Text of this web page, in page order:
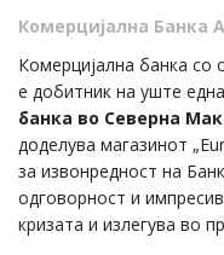
Комерцијална Банка
Комерцијална банка со
е добитник на уште
банка во Северна
доделува магазинот
за извонредност на
одговорност и
кризата и излегува во